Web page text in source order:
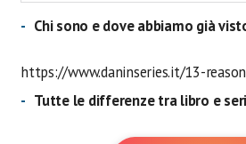
Chi sono e dove abbiamo già
https://www.daninseries.it/13-
Tutte le differenze tra libro e